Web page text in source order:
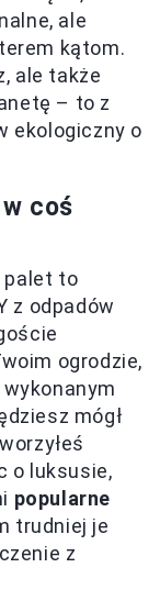
ale
kątom.
ale także
– to z
ekologiczny o
coś
palet to
z odpadów
ogrodzie,
mógł
o luksusie,
popularne
trudniej je
z